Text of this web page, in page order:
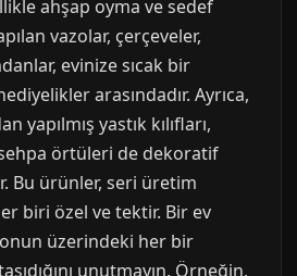
ahşap oyma ve sedef
vazolar, çerçeveler,
evinize sıcak bir
arasındadır. Ayrıca,
yapılmış yastık kılıfları,
örtüleri de dekoratif
Bu ürünler, seri üretim
biri özel ve tektir. Bir ev
onun üzerindeki her bir
unutmayın. Örneğin,